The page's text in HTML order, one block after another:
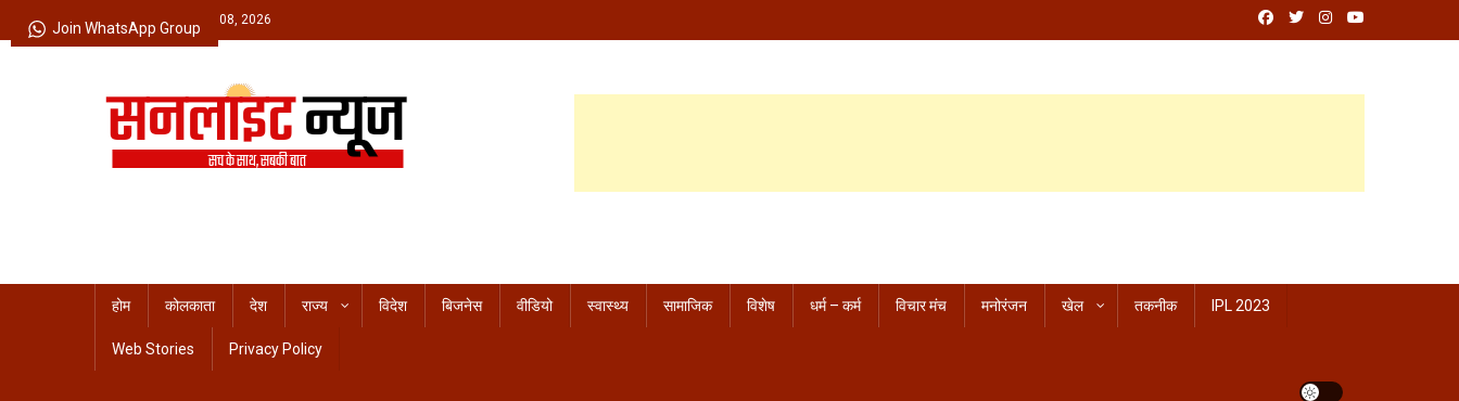
to
Saturday, August 08, 2026
होम कोलकाता देश राज्य विदेश बिजनेस वीडियो स्वास्थ्य सामाजिक विशेष धर्म – कर्म विचार मंच मनोरंजन खेल तकनीक IPL 2023
Web Stories Privacy Policy
Join WhatsApp Group